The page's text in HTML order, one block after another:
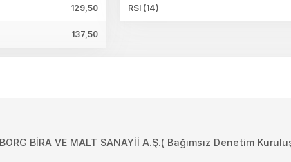
129,50
137,50
RSI (14)
BİRA VE MALT SANAYİİ A.Ş.( Bağımsız Denetim